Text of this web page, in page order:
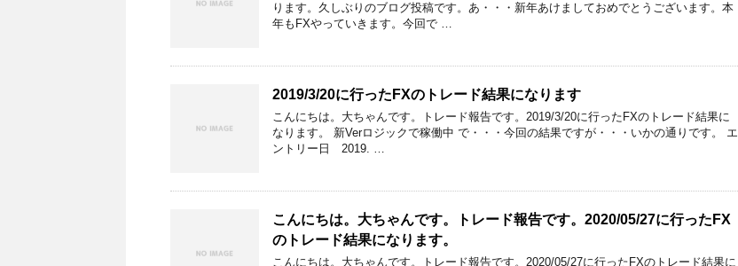
ります。久しぶりのブログ投稿です。あ・・・新年あけましておめでとうございます。本
年もFXやっていきます。今回で …
2019/3/20に行ったFXのトレード結果になります
こんにちは。大ちゃんです。トレード報告です。2019/3/20に行ったFXのトレード結果に
なります。 新Verロジックで稼働中 で・・・今回の結果ですが・・・いかの通りです。 エ
ントリー日 2019. …
こんにちは。大ちゃんです。トレード報告です。2020/05/27に行ったFX
のトレード結果になります。
こんにちは。大ちゃんです。トレード報告です。2020/05/27に行ったFXのトレード結果に